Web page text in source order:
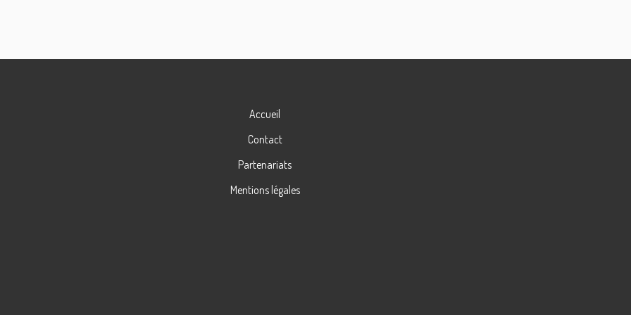
Accueil
Contact
Partenariats
Mentions légales